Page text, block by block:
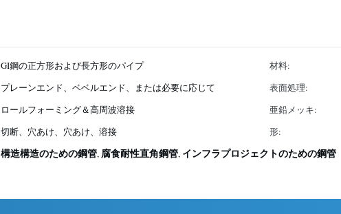
GI鋼の正方形および長方形のパイプ 材料:
プレーンエンド、ベベルエンド、または必要に応じて 表面処理:
ロールフォーミング＆高周波溶接 亜鉛メッキ:
切断、穴あけ、穴あけ、溶接 形:
構造構造のための鋼管, 腐食耐性直角鋼管, インフラプロジェクトのための鋼管